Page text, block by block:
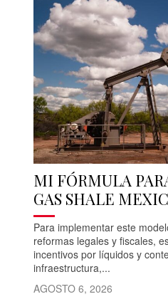
MI FÓRMULA
GAS SHALE
Para implementar este
reformas legales y fiscales,
incentivos por líquidos y
infraestructura,...
AGOSTO 6, 2026